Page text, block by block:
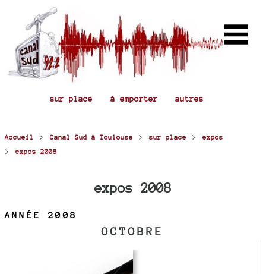
sur place à emporter autres
Accueil > Canal Sud à Toulouse > sur place > expos
> expos 2008
expos 2008
ANNÉE 2008
OCTOBRE